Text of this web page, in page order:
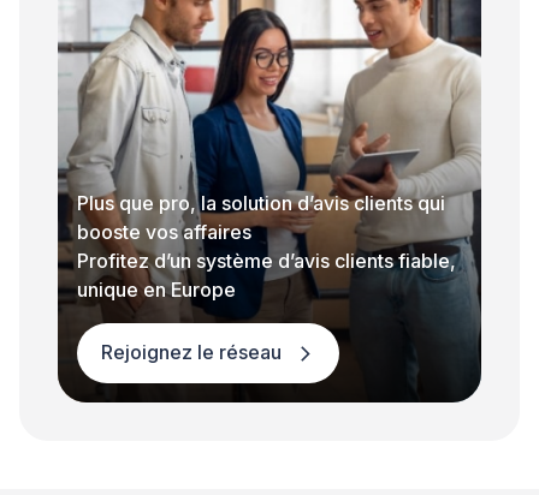
Plus que pro, la solution d’avis clients qui
booste vos affaires
Profitez d’un système d’avis clients fiable,
unique en Europe
Rejoignez le réseau